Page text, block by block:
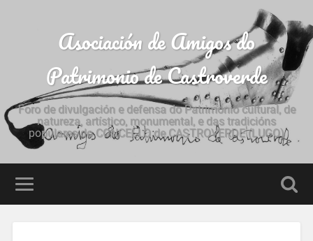
Asociación de Amigos do
Patrimonio de Castroverde
Foro de divulgación e defensa do Patrimonio cultural, de
natureza, artístico, monumental, e das tradicións
populares do CONCELLO de CASTROVERDE (LUGO)